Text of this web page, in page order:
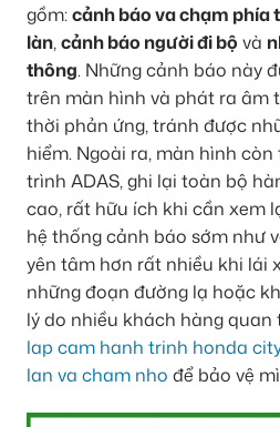
gồm:cảnh báo va chạm phía
làn,cảnh báo người đi bộ và
thông. Những cảnh báo này
trên màn hình và phát ra âm
thời phản ứng, tránh được
hiểm. Ngoài ra, màn hình
trình ADAS, ghi lại toàn bộ
cao, rất hữu ích khi cần xem
hệ thống cảnh báo sớm như
yên tâm hơn rất nhiều khi lái
những đoạn đường lạ hoặc
lý do nhiều khách hàng quan
lap cam hanh trinh honda
lan va cham nho để bảo vệ